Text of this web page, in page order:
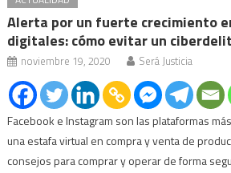
Alerta por un fuerte crecimiento
digitales: cómo evitar un
noviembre 19, 2020 Será Justicia
Facebook e Instagram son las plataformas
una estafa virtual en compra y venta de
consejos para comprar y operar de forma